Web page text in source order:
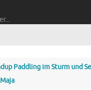
Paddling im Sturm und